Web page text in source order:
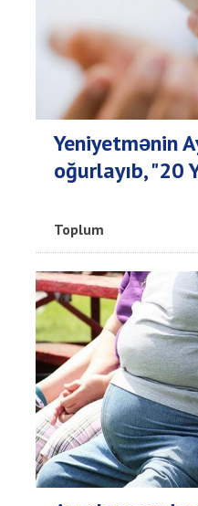
Yeniyetmənin
oğurlayıb, "20
Toplum